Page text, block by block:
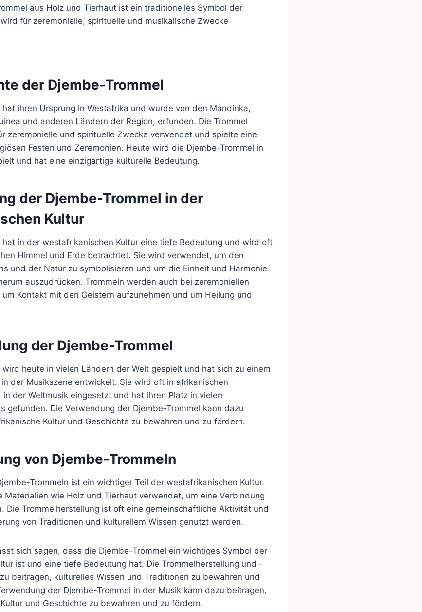
aus Holz und Tierhaut ist ein traditionelles Symbol der
für zeremonielle, spirituelle und musikalische Zwecke
der Djembe-Trommel
hat ihren Ursprung in Westafrika und wurde von den Mandinka,
und anderen Ländern der Region, erfunden. Die Trommel
zeremonielle und spirituelle Zwecke verwendet und spielte eine
Festen und Zeremonien. Heute wird die Djembe-Trommel in
und hat eine einzigartige kulturelle Bedeutung.
der Djembe-Trommel in der
Kultur
hat in der westafrikanischen Kultur eine tiefe Bedeutung und wird oft
Himmel und Erde betrachtet. Sie wird verwendet, um den
und der Natur zu symbolisieren und um die Einheit und Harmonie
auszudrücken. Trommeln werden auch bei zeremoniellen
Kontakt mit den Geistern aufzunehmen und um Heilung und
der Djembe-Trommel
wird heute in vielen Ländern der Welt gespielt und hat sich zu einem
der Musikszene entwickelt. Sie wird oft in afrikanischen
in der Weltmusik eingesetzt und hat ihren Platz in vielen
gefunden. Die Verwendung der Djembe-Trommel kann dazu
Kultur und Geschichte zu bewahren und zu fördern.
von Djembe-Trommeln
Trommeln ist ein wichtiger Teil der westafrikanischen Kultur.
Materialien wie Holz und Tierhaut verwendet, um eine Verbindung
Die Trommelherstellung ist oft eine gemeinschaftliche Aktivität und
von Traditionen und kulturellem Wissen genutzt werden.
sich sagen, dass die Djembe-Trommel ein wichtiges Symbol der
ist und eine tiefe Bedeutung hat. Die Trommelherstellung und -
beitragen, kulturelles Wissen und Traditionen zu bewahren und
der Djembe-Trommel in der Musik kann dazu beitragen,
und Geschichte zu bewahren und zu fördern.